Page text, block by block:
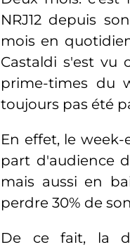
NRJ12 depuis
mois en
Castaldi s'est vu
prime-times du
toujours pas été
En effet, le
part d'audience
mais aussi en
perdre 30% de
De ce fait, la